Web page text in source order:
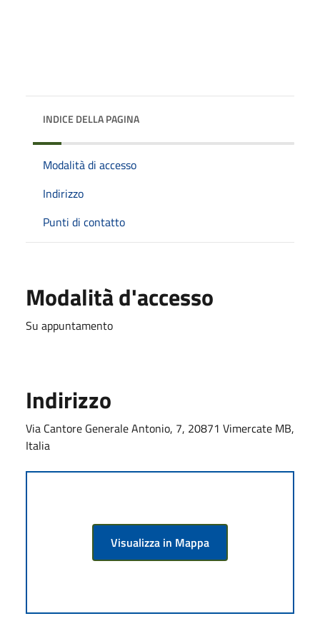
INDICE DELLA PAGINA
Modalità di accesso
Indirizzo
Punti di contatto
Modalità d'accesso
Su appuntamento
Indirizzo
Via Cantore Generale Antonio, 7, 20871 Vimercate MB,
Italia
Visualizza in Mappa